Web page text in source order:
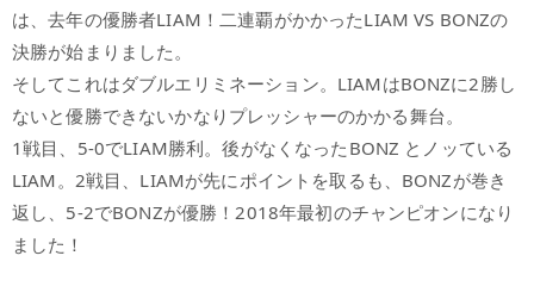
は、去年の優勝者LIAM！二連覇がかかったLIAM VS BONZの
決勝が始まりました。
そしてこれはダブルエリミネーション。LIAMはBONZに2勝し
ないと優勝できないかなりプレッシャーのかかる舞台。
1戦目、5-0でLIAM勝利。後がなくなったBONZ とノッている
LIAM。2戦目、LIAMが先にポイントを取るも、BONZが巻き
返し、5-2でBONZが優勝！2018年最初のチャンピオンになり
ました！